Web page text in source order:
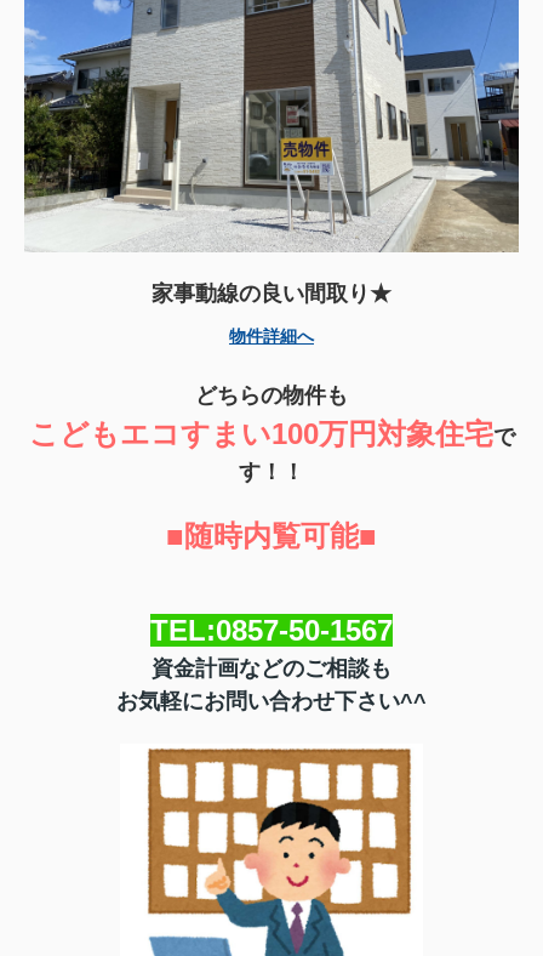
家事動線の良い間取り★
物件詳細へ
どちらの物件も
こどもエコすまい100万円対象住宅で
す！！
■随時内覧可能■
TEL:0857-50-1567
資金計画などのご相談も
お気軽にお問い合わせ下さい^^